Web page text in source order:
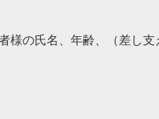
様の氏名、年齢、（差し